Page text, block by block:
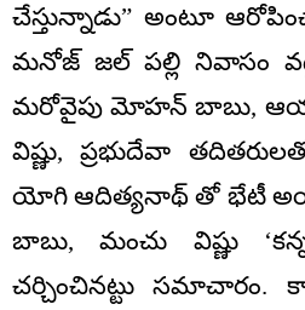
చేస్తున్నాడు” అంటూ
మనోజ్ జల్ పల్లి నివాసం
మరోవైపు మోహన్ బాబు, ఆయన
విష్ణు, ప్రభుదేవా
యోగి ఆదిత్యనాథ్ తో భేటీ
బాబు, మంచు విష్ణు
చర్చించినట్టు సమాచారం.